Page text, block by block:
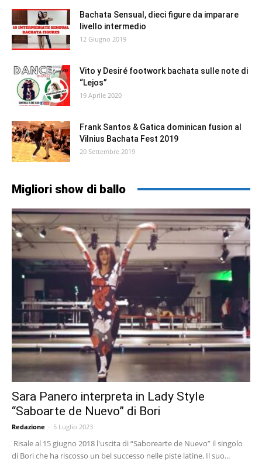
Bachata Sensual, dieci figure da imparare
livello intermedio
12 Giugno 2019
Vito y Desiré footwork bachata sulle note di
“Lejos”
19 Aprile 2020
Frank Santos & Gatica dominican fusion al
Vilnius Bachata Fest 2019
20 Settembre 2019
Migliori show di ballo
Sara Panero interpreta in Lady Style
“Saboarte de Nuevo” di Bori
Redazione - 5 Luglio 2023
Risale al 15 giugno 2018 l'uscita di “Saborearte de Nuevo” il singolo
di Bori che ha riscosso un bel successo nelle piste latine. Il suo...